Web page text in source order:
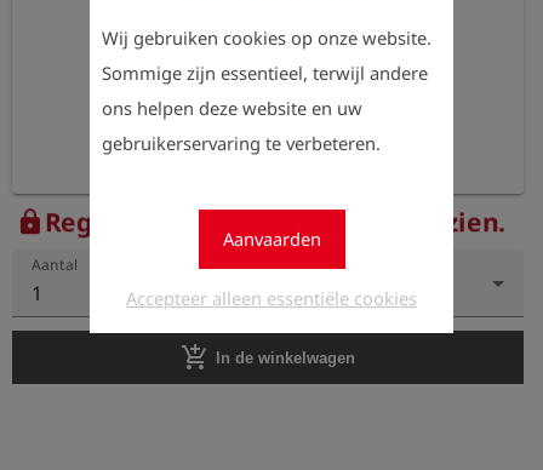
Wij gebruiken cookies op onze website.
Sommige zijn essentieel, terwijl andere
ons helpen deze website en uw
gebruikerservaring te verbeteren.
Aanvaarden
Accepteer alleen essentiële cookies
lock Registreer nu om de prijzen te zien.
Aantal
1
add_shopping_cart In de winkelwagen